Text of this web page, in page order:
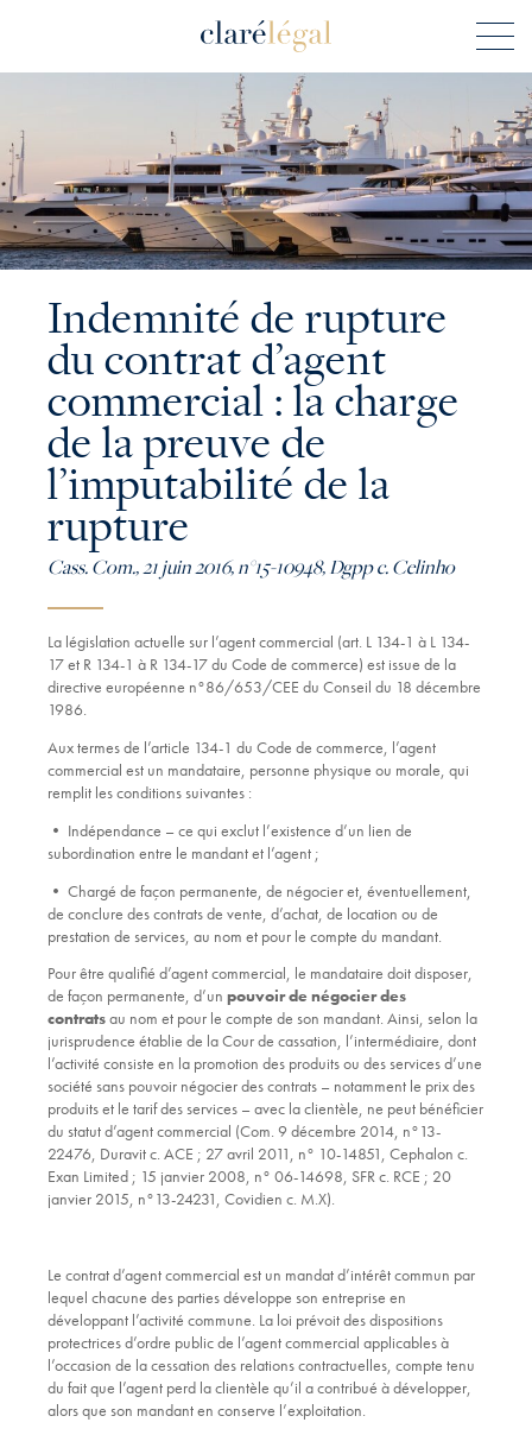
Indemnité de rupture
du contrat d’agent
commercial : la charge
de la preuve de
l’imputabilité de la
rupture
Cass. Com., 21 juin 2016, n°15-10948, Dgpp c. Celinho
La législation actuelle sur l’agent commercial (art. L 134-1 à L 134-
17 et R 134-1 à R 134-17 du Code de commerce) est issue de la
directive européenne n°86/653/CEE du Conseil du 18 décembre
1986.
Aux termes de l’article 134-1 du Code de commerce, l’agent
commercial est un mandataire, personne physique ou morale, qui
remplit les conditions suivantes :
• Indépendance – ce qui exclut l’existence d’un lien de
subordination entre le mandant et l’agent ;
• Chargé de façon permanente, de négocier et, éventuellement,
de conclure des contrats de vente, d’achat, de location ou de
prestation de services, au nom et pour le compte du mandant.
Pour être qualifié d’agent commercial, le mandataire doit disposer,
de façon permanente, d’un pouvoir de négocier des
contratsau nom et pour le compte de son mandant. Ainsi, selon la
jurisprudence établie de la Cour de cassation, l’intermédiaire, dont
l’activité consiste en la promotion des produits ou des services d’une
société sans pouvoir négocier des contrats – notamment le prix des
produits et le tarif des services – avec la clientèle, ne peut bénéficier
du statut d’agent commercial (Com. 9 décembre 2014, n°13-
22476, Duravit c. ACE ; 27 avril 2011, n° 10-14851, Cephalon c.
Exan Limited ; 15 janvier 2008, n° 06-14698, SFR c. RCE ; 20
janvier 2015, n°13-24231, Covidien c. M.X).
Le contrat d’agent commercial est un mandat d’intérêt commun par
lequel chacune des parties développe son entreprise en
développant l’activité commune. La loi prévoit des dispositions
protectrices d’ordre public de l’agent commercial applicables à
l’occasion de la cessation des relations contractuelles, compte tenu
du fait que l’agent perd la clientèle qu’il a contribué à développer,
alors que son mandant en conserve l’exploitation.